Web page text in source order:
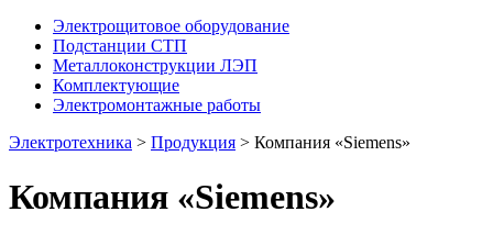
Электрощитовое оборудование
Подстанции СТП
Металлоконструкции ЛЭП
Комплектующие
Электромонтажные работы
Электротехника > Продукция > Компания «Siemens»
Компания «Siemens»